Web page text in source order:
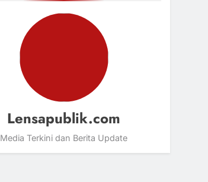
Lensapublik.com
Media Terkini dan Berita Update